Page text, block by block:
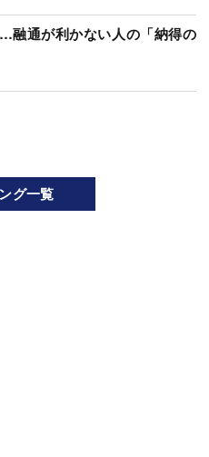
融通が利かない人の「納得の
グ一覧